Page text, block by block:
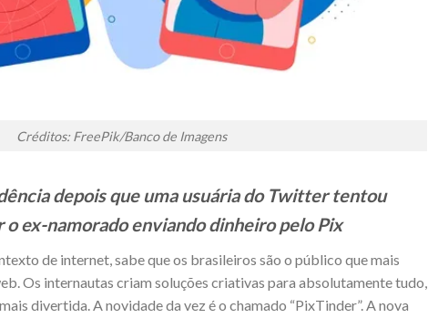
Créditos: FreePik/Banco de Imagens
depois que uma usuária do Twitter tentou
ex-namorado enviando dinheiro pelo Pix
de internet, sabe que os brasileiros são o público que mais
Os internautas criam soluções criativas para absolutamente tudo,
divertida. A novidade da vez é o chamado “PixTinder”. A nova